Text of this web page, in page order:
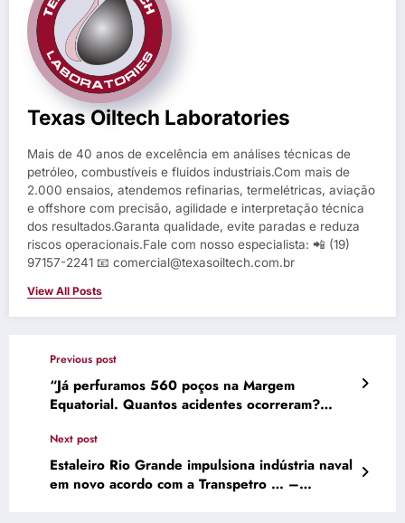
Texas Oiltech Laboratories
Mais de 40 anos de excelência em análises técnicas de
petróleo, combustíveis e fluidos industriais.Com mais de
2.000 ensaios, atendemos refinarias, termelétricas, aviação
e offshore com precisão, agilidade e interpretação técnica
dos resultados.Garanta qualidade, evite paradas e reduza
riscos operacionais.Fale com nosso especialista: 📲 (19)
97157-2241 📧 comercial@texasoiltech.com.br
View All Posts
Previous post
“Já perfuramos 560 poços na Margem
Equatorial. Quantos acidentes ocorreram?
Next post
Estaleiro Rio Grande impulsiona indústria naval
em novo acordo com a Transpetro … –